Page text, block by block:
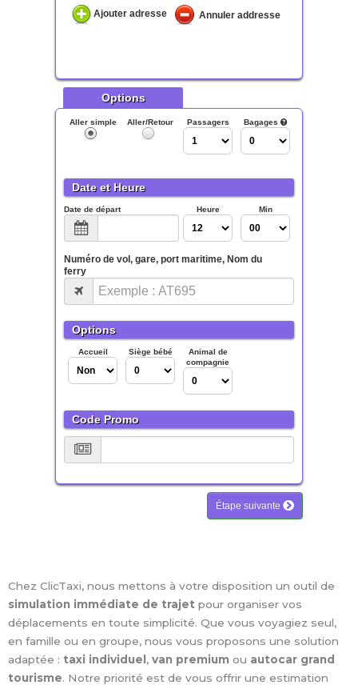
Chez ClicTaxi, nous mettons à votre disposition un outil de
simulation immédiate de trajet pour organiser vos
déplacements en toute simplicité. Que vous voyagiez seul,
en famille ou en groupe, nous vous proposons une solution
adaptée : taxi individuel , van premium ou autocar grand
tourisme. Notre priorité est de vous offrir une estimation